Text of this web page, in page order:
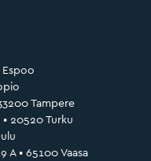
Tampere
20520 Turku
• 65100 Vaasa